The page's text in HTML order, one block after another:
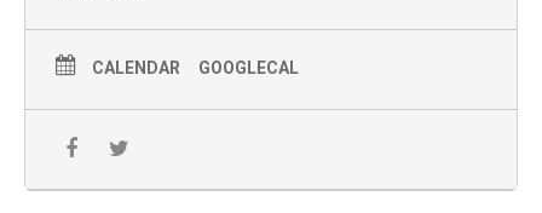
Preu : A partir de 3 euros.Consulta aquí promocions.
Punt de trobada: recepció del Museu Can Tinturé
museus@esplugues.cat o en línia
INSCRIPCIÓ EN LÍNIA AQUÍ
CALENDAR GOOGLECAL